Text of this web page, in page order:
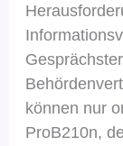
können nur
ProB210n,